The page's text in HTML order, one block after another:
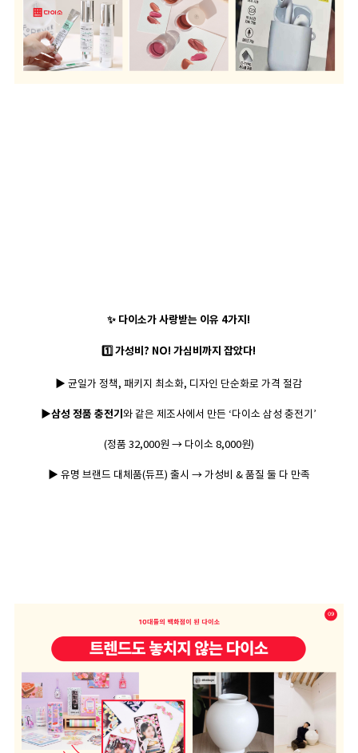
✨ 다이소가 사랑받는 이유 4가지!
1️⃣ 가성비? NO! 가심비까지 잡았다!
▶ 균일가 정책, 패키지 최소화, 디자인 단순화로 가격 절감
▶삼성 정품 충전기와 같은 제조사에서 만든 ‘다이소 삼성 충전기’
(정품 32,000원 → 다이소 8,000원)
▶ 유명 브랜드 대체품(듀프) 출시 → 가성비 & 품질 둘 다 만족